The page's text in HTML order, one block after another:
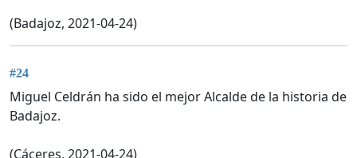
(Badajoz, 2021-04-24)
#24
Miguel Celdrán ha sido el mejor Alcalde de la historia de
Badajoz.
(Cáceres, 2021-04-24)